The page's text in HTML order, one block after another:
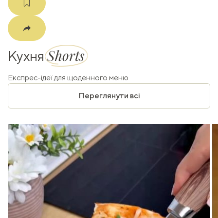
КухняShorts
Експрес-ідеї для щоденного меню
Переглянути всі